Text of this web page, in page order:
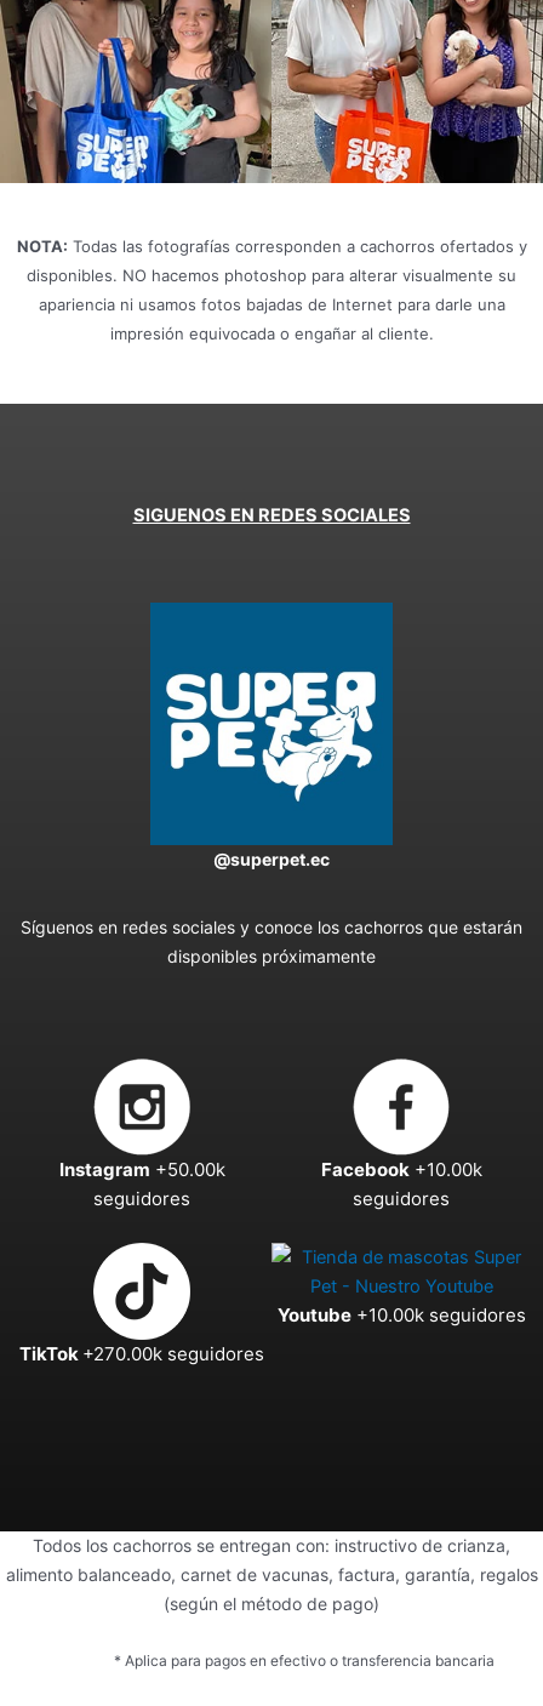
NOTA: Todas las fotografías corresponden a cachorros ofertados y
disponibles. NO hacemos photoshop para alterar visualmente su
apariencia ni usamos fotos bajadas de Internet para darle una
impresión equivocada o engañar al cliente.
SIGUENOS EN REDES SOCIALES
@superpet.ec
Síguenos en redes sociales y conoce los cachorros que estarán
disponibles próximamente
Instagram +50.00k
seguidores
TikTok +270.00k seguidores
Facebook+10.00k
seguidores
Youtube+10.00k seguidores
Todos los cachorros se entregan con: instructivo de crianza,
alimento balanceado, carnet de vacunas, factura, garantía, regalos
(según el método de pago)
* Aplica para pagos en efectivo o transferencia bancaria